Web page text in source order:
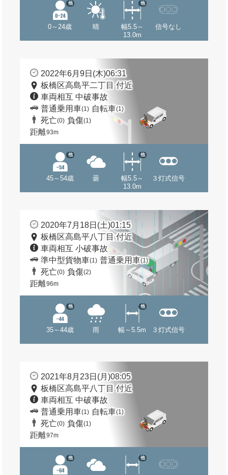
0～24歳
他
晴
幅5.5～
13.0m
他
信号なし
2022年6月9日(木)06:31
板橋区高島平二丁目 付近
車両相互 中破事故
普通乗用車(1) 自転車(1)
死亡(0) 負傷(1)
距離93m
45～54歳
他
曇
幅5.5～
13.0m
他
３灯式信号
2020年7月18日(土)01:15
板橋区高島平八丁目 付近
車両相互 小破事故
準中型貨物車(1) 普通乗用車(1)
死亡(0) 負傷(2)
距離96m
35～44歳
他
雨 幅～5.5m
他
３灯式信号
2021年8月23日(月)08:05
板橋区高島平八丁目 付近
車両相互 中破事故
普通乗用車(1) 自転車(1)
死亡(0) 負傷(1)
距離97m
他 他